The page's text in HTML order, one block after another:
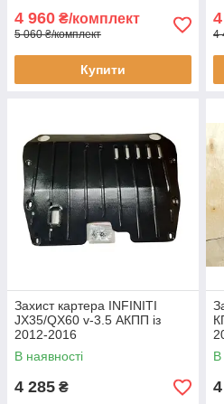
4 960 ₴/комплект
5 060 ₴/комплект
Купити
4
Захист картера INFINITI
JX35/QX60 v-3.5 АКПП із
2012-2016
В наявності
4 285 ₴
В